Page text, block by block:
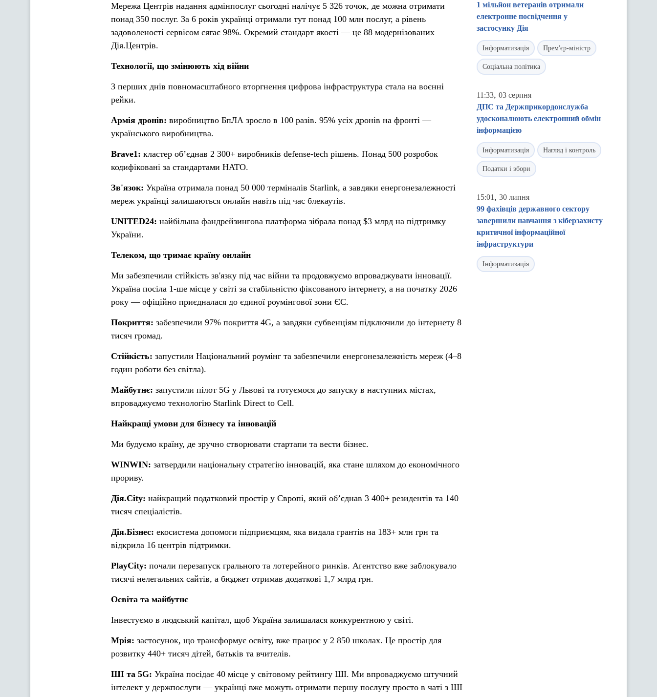
Мережа Центрів надання адмінпослуг сьогодні налічує 5 326 точок, де можна отримати
понад 350 послуг. За 6 років українці отримали тут понад 100 млн послуг, а рівень
задоволеності сервісом сягає 98%. Окремий стандарт якості — це 88 модернізованих
Дія.Центрів.
Технології, що змінюють хід війни
З перших днів повномасштабного вторгнення цифрова інфраструктура стала на воєнні
рейки.
Армія дронів: виробництво БпЛА зросло в 100 разів. 95% усіх дронів на фронті —
українського виробництва.
Brave1: кластер об’єднав 2 300+ виробників defense-tech рішень. Понад 500 розробок
кодифіковані за стандартами НАТО.
Зв'язок: Україна отримала понад 50 000 терміналів Starlink, а завдяки енергонезалежності
мереж українці залишаються онлайн навіть під час блекаутів.
UNITED24: найбільша фандрейзингова платформа зібрала понад $3 млрд на підтримку
України.
Телеком, що тримає країну онлайн
Ми забезпечили стійкість зв'язку під час війни та продовжуємо впроваджувати інновації.
Україна посіла 1-ше місце у світі за стабільністю фіксованого інтернету, а на початку 2026
року — офіційно приєдналася до єдиної роумінгової зони ЄС.
Покриття: забезпечили 97% покриття 4G, а завдяки субвенціям підключили до інтернету 8
тисяч громад.
Стійкість: запустили Національний роумінг та забезпечили енергонезалежність мереж (4–8
годин роботи без світла).
Майбутнє: запустили пілот 5G у Львові та готуємося до запуску в наступних містах,
впроваджуємо технологію Starlink Direct to Cell.
Найкращі умови для бізнесу та інновацій
Ми будуємо країну, де зручно створювати стартапи та вести бізнес.
WINWIN: затвердили національну стратегію інновацій, яка стане шляхом до економічного
прориву.
Дія.City: найкращий податковий простір у Європі, який об’єднав 3 400+ резидентів та 140
тисяч спеціалістів.
Дія.Бізнес: екосистема допомоги підприємцям, яка видала грантів на 183+ млн грн та
відкрила 16 центрів підтримки.
PlayCity: почали перезапуск грального та лотерейного ринків. Агентство вже заблокувало
тисячі нелегальних сайтів, а бюджет отримав додаткові 1,7 млрд грн.
Освіта та майбутнє
Інвестуємо в людський капітал, щоб Україна залишалася конкурентною у світі.
Мрія: застосунок, що трансформує освіту, вже працює у 2 850 школах. Це простір для
розвитку 440+ тисяч дітей, батьків та вчителів.
ШІ та 5G: Україна посідає 40 місце у світовому рейтингу ШІ. Ми впроваджуємо штучний
інтелект у держпослуги — українці вже можуть отримати першу послугу просто в чаті з ШІ
1 мільйон ветеранів отримали
електронне посвідчення у
застосунку Дія
Інформатизація Прем'єр-міністр
Соціальна політика
11:33, 03 серпня
ДПС та Держприкордонслужба
удосконалюють електронний обмін
інформацією
Інформатизація Нагляд і контроль
Податки і збори
15:01 , 30 липня
99 фахівців державного сектору
завершили навчання з кіберзахисту
критичної інформаційної
інфраструктури
Інформатизація